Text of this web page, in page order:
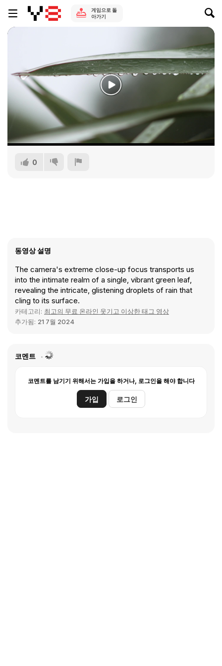
게임으로 돌
아가기
0
동영상 설명
The camera's extreme close-up focus transports us
into the intimate realm of a single, vibrant green leaf,
revealing the intricate, glistening droplets of rain that
cling to its surface.
카테고리: 최고의 무료 온라인 웃기고 이상한 태그 영상
추가됨: 21 7월 2024
코멘트
코멘트를 남기기 위해서는 가입을 하거나, 로그인을 해야 합니다
가입 로그인